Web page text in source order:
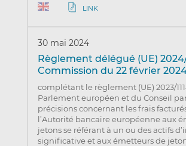
LINK
30 mai 2024
Règlement délégué (UE)
Commission du 22 février
complétant le règlement (UE) 2023/
Parlement européen et du Conseil
précisions concernant les frais
l’Autorité bancaire européenne aux
jetons se référant à un ou des actifs
significative et aux émetteurs de